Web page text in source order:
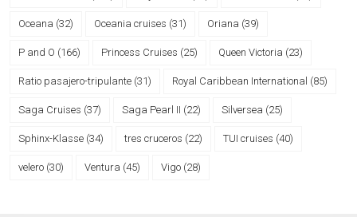
Oceana (32) Oceania cruises (31) Oriana (39)
P and O (166) Princess Cruises (25) Queen Victoria (23)
Ratio pasajero-tripulante (31) Royal Caribbean International (85)
Saga Cruises (37) Saga Pearl II (22) Silversea (25)
Sphinx-Klasse (34) tres cruceros (22) TUI cruises (40)
velero (30) Ventura (45) Vigo (28)